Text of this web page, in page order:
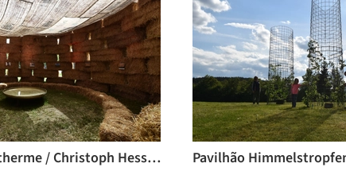
Pavilhão Strohtherme / Christoph Hesse Architects